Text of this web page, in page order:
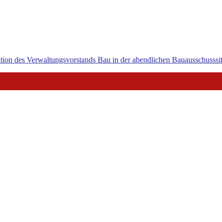
des Verwaltungsvorstands Bau in der abendlichen